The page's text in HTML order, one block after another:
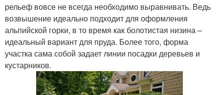
рельеф вовсе не всегда необходимо выравнивать. Ведь
возвышение идеально подходит для оформления
альпийской горки, в то время как болотистая низина –
идеальный вариант для пруда. Более того, форма
участка сама собой задает линии посадки деревьев и
кустарников.